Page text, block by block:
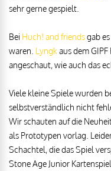
sehr gerne gespielt.
Bei Huch! and friendsgab
waren. Lyngkaus dem
angeschaut, wie auch das
Viele kleine Spiele wurden
selbstverständlich nicht
Wir schauten auf die
als Prototypen vorlag.
Schachtel, die das Spiel
Stone Age Junior